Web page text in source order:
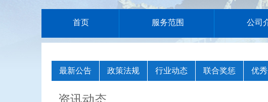
首页 服务范围 公司
最新公告 政策法规 行业动态 联合奖惩 优